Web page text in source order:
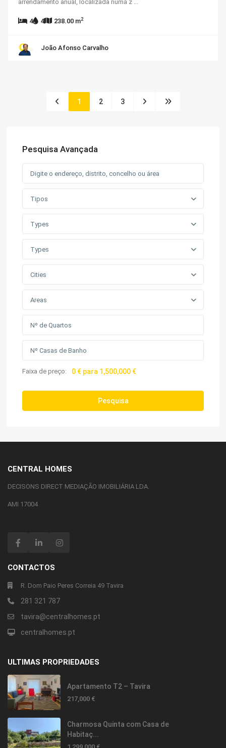
arrendamento anual, localizada numa z ...
4 4 238.00 m2
João Afonso Carvalho
1 2 3
Pesquisa Avançada
Tipos
Types
Types
Cities
Areas
Faixa de preço: 0 € para 1,500,000 €
Pesquisa
CENTRAL HOMES
DECISONS DIRECT MEDIAÇÃO IMOBILIÁRIA LDA.
AMI 17004
CONTACTOS
R. Dom Paio Peres Correia 49 Tavira
281 321 787
tavira@centralhomes.pt
centralhomes.pt
ULTIMAS PROPRIEDADES
Apartamento T2 – Tavira
217,000 €
Charmosa Quinta com Casa de
Habitaç...